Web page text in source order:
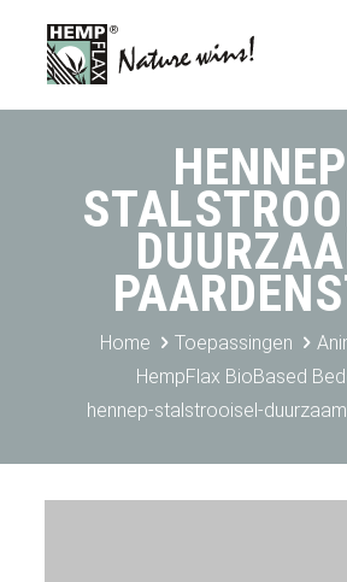
Home Toepassingen
HempFlax BioBased
hennep-stalstrooisel-